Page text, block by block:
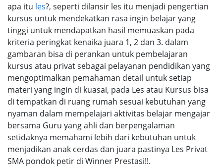
apa itu les?, seperti dilansir les itu menjadi pengertian
kursus untuk mendekatkan rasa ingin belajar yang
tinggi untuk mendapatkan hasil memuaskan pada
kriteria peringkat kenaika juara 1, 2 dan 3. dalam
gambaran bisa di perankan untuk pembelajaran
kursus atau privat sebagai pelayanan pendidikan yang
mengoptimalkan pemahaman detail untuk setiap
materi yang ingin di kuasai, pada Les atau Kursus bisa
di tempatkan di ruang rumah sesuai kebutuhan yang
nyaman dalam mempelajari aktivitas belajar mengajar
bersama Guru yang ahli dan berpengalaman
setidaknya memahami lebih dari kebutuhan untuk
menjadikan anak cerdas dan juara pastinya Les Privat
SMA pondok petir di Winner Prestasi!!.